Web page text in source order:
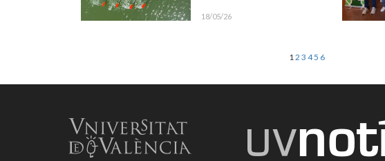
18/05/26
12 3 45 6